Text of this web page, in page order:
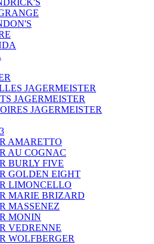
JAGERMEISTER
JAGERMEISTER
JAGERMEISTER
AMARETTO
AU COGNAC
BURLY FIVE
GOLDEN EIGHT
LIMONCELLO
MARIE BRIZARD
MASSENEZ
MONIN
VEDRENNE
WOLFBERGER